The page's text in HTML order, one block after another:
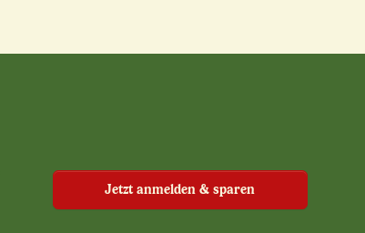
Jetzt anmelden & sparen